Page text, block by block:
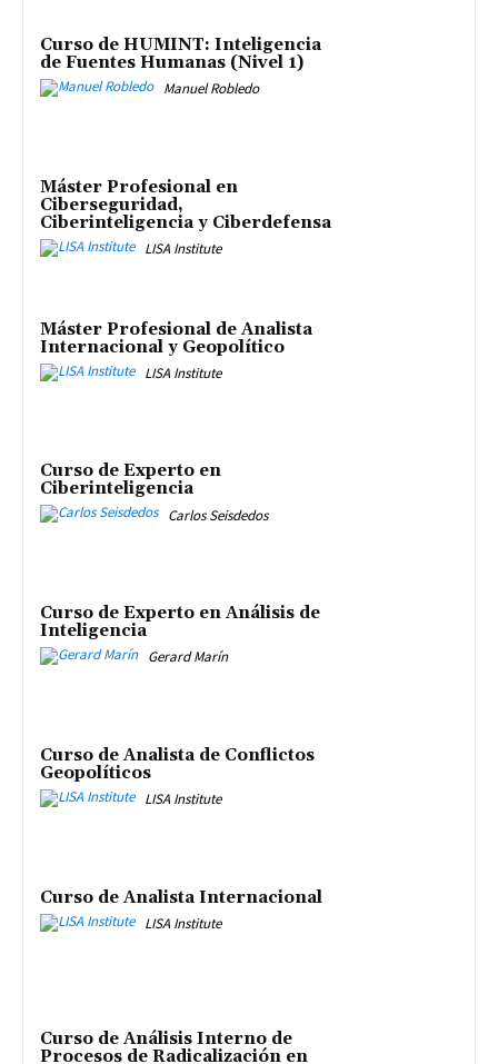
Curso de HUMINT: Inteligencia
de Fuentes Humanas (Nivel 1)
Manuel Robledo
Máster Profesional en
Ciberseguridad,
Ciberinteligencia y Ciberdefensa
LISA Institute
Máster Profesional de Analista
Internacional y Geopolítico
LISA Institute
Curso de Experto en
Ciberinteligencia
Carlos Seisdedos
Curso de Experto en Análisis de
Inteligencia
Gerard Marín
Curso de Analista de Conflictos
Geopolíticos
LISA Institute
Curso de Analista Internacional
LISA Institute
Curso de Análisis Interno de
Procesos de Radicalización en